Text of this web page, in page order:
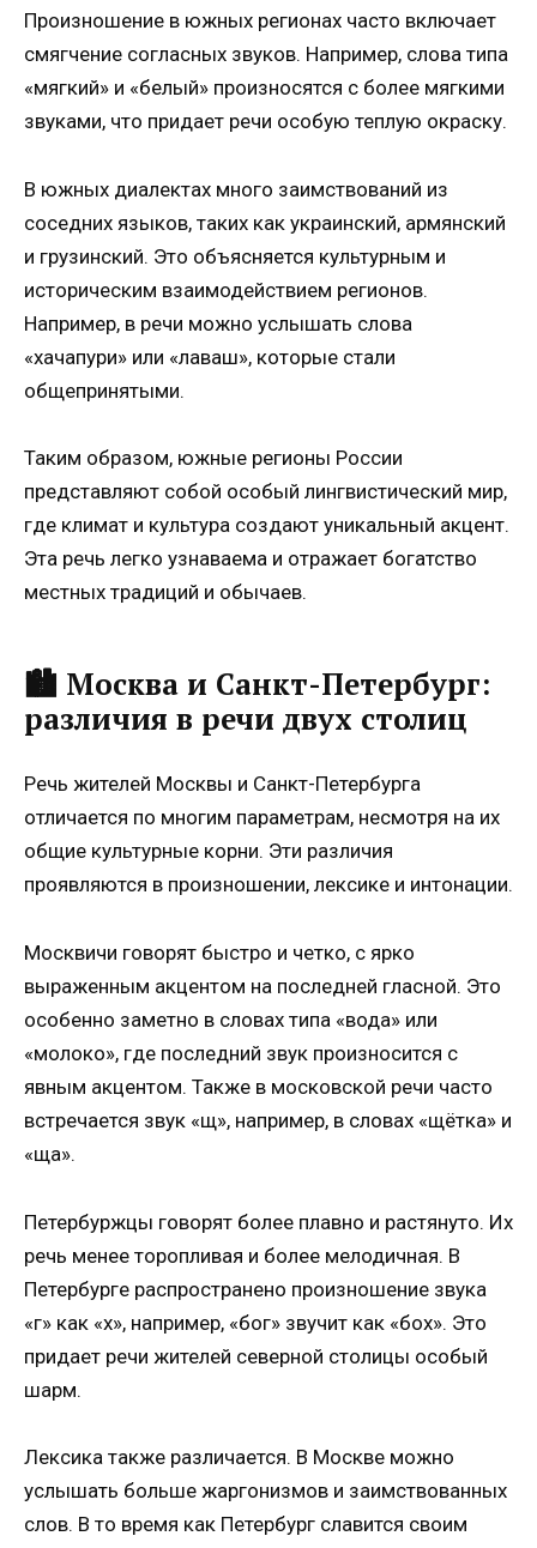
Произношение в южных регионах часто включает
смягчение согласных звуков. Например, слова типа
«мягкий» и «белый» произносятся с более мягкими
звуками, что придает речи особую теплую окраску.
В южных диалектах много заимствований из
соседних языков, таких как украинский, армянский
и грузинский. Это объясняется культурным и
историческим взаимодействием регионов.
Например, в речи можно услышать слова
«хачапури» или «лаваш», которые стали
общепринятыми.
Таким образом, южные регионы России
представляют собой особый лингвистический мир,
где климат и культура создают уникальный акцент.
Эта речь легко узнаваема и отражает богатство
местных традиций и обычаев.
🏙️ Москва и Санкт-Петербург:
различия в речи двух столиц
Речь жителей Москвы и Санкт-Петербурга
отличается по многим параметрам, несмотря на их
общие культурные корни. Эти различия
проявляются в произношении, лексике и интонации.
Москвичи говорят быстро и четко, с ярко
выраженным акцентом на последней гласной. Это
особенно заметно в словах типа «вода» или
«молоко», где последний звук произносится с
явным акцентом. Также в московской речи часто
встречается звук «щ», например, в словах «щётка» и
«ща».
Петербуржцы говорят более плавно и растянуто. Их
речь менее торопливая и более мелодичная. В
Петербурге распространено произношение звука
«г» как «х», например, «бог» звучит как «бох». Это
придает речи жителей северной столицы особый
шарм.
Лексика также различается. В Москве можно
услышать больше жаргонизмов и заимствованных
слов. В то время как Петербург славится своим